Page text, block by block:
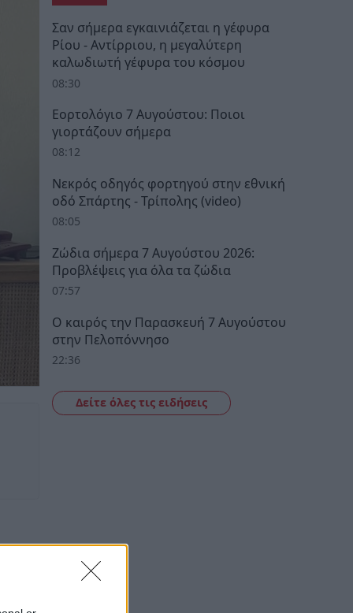
Σαν σήμερα εγκαινιάζεται η γέφυρα
Ρίου - Αντίρριου, η μεγαλύτερη
καλωδιωτή γέφυρα του κόσμου
08:30
Εορτολόγιο 7 Αυγούστου: Ποιοι
γιορτάζουν σήμερα
08:12
Νεκρός οδηγός φορτηγού στην εθνική
οδό Σπάρτης - Τρίπολης (video)
08:05
Ζώδια σήμερα 7 Αυγούστου 2026:
Προβλέψεις για όλα τα ζώδια
07:57
Ο καιρός την Παρασκευή 7 Αυγούστου
στην Πελοπόννησο
22:36
Δείτε όλες τις ειδήσεις